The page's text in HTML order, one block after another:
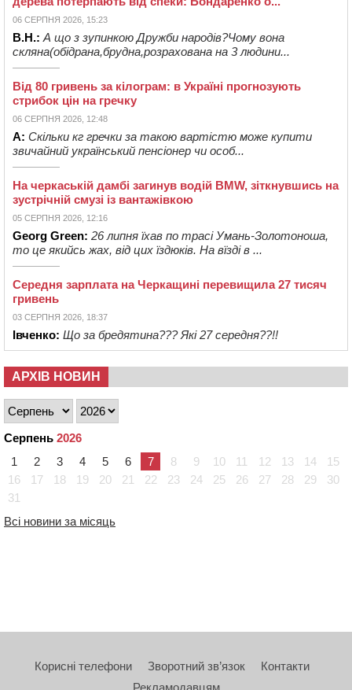
06 СЕРПНЯ 2026, 15:23
В.Н.: А що з зупинкою Дружби народів?Чому вона
скляна(обідрана,брудна,розрахована на 3 людини...
Від 80 гривень за кілограм: в Україні прогнозують
стрибок цін на гречку
06 СЕРПНЯ 2026, 12:48
А: Скільки кг гречки за такою вартістю може купити
звичайний український пенсіонер чи особ...
На черкаській дамбі загинув водій BMW, зіткнувшись на
зустрічній смузі із вантажівкою
05 СЕРПНЯ 2026, 12:16
Georg Green: 26 липня їхав по трасі Умань-Золотоноша,
то це якийсь жах, від цих їздюків. На вїзді в ...
Середня зарплата на Черкащині перевищила 27 тисяч
гривень
03 СЕРПНЯ 2026, 18:37
Івченко: Що за бредятина??? Які 27 середня??!!
АРХІВ НОВИН
Серпень 2026
1
2 3 4 5 6 7 8 9 10 11 12 13 14
15
16
17 18 19 20 21 22 23 24 25 26 27 28 29
30
31
Всі новини за місяць
Корисні телефони Зворотний зв’язок
Контакти
Рекламодавцям